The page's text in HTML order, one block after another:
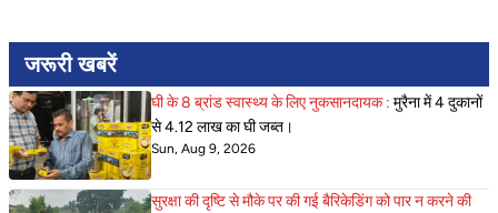
जरूरी खबरें
घी के 8 ब्रांड स्वास्थ्य के लिए नुकसानदायक : मुरैना में 4 दुकानों
से 4.12 लाख का घी जब्त।
Sun, Aug 9, 2026
सुरक्षा की दृष्टि से मौके पर की गई बैरिकेडिंग को पार न करने की